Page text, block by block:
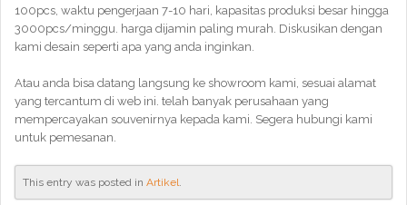
100pcs, waktu pengerjaan 7-10 hari, kapasitas produksi besar hingga
3000pcs/minggu. harga dijamin paling murah. Diskusikan dengan
kami desain seperti apa yang anda inginkan.
Atau anda bisa datang langsung ke showroom kami, sesuai alamat
yang tercantum di web ini. telah banyak perusahaan yang
mempercayakan souvenirnya kepada kami. Segera hubungi kami
untuk pemesanan.
This entry was posted in Artikel.